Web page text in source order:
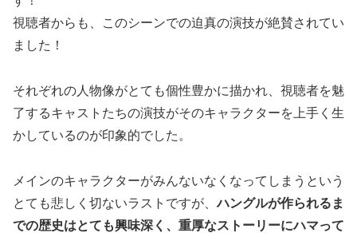
視聴者からも、このシーンでの迫真の演技が絶賛されてい
ました！
それぞれの人物像がとても個性豊かに描かれ、視聴者を魅
了するキャストたちの演技がそのキャラクターを上手く生
かしているのが印象的でした。
メインのキャラクターがみんないなくなってしまうという
とても悲しく切ないラストですが、ハングルが作られるま
での歴史はとても興味深く、重厚なストーリーにハマって